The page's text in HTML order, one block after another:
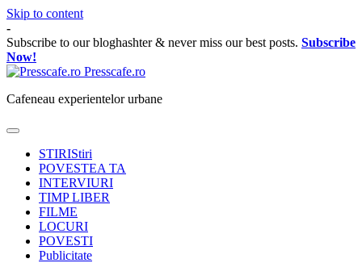
Skip to content
-
Subscribe to our bloghashter & never miss our best posts. Subscribe
Now!
Presscafe.ro
Cafeneau experientelor urbane
STIRIStiri
POVESTEA TA
INTERVIURI
TIMP LIBER
FILME
LOCURI
POVESTI
Publicitate